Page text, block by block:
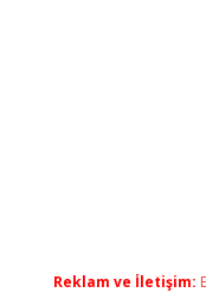
Reklam ve İletişim: